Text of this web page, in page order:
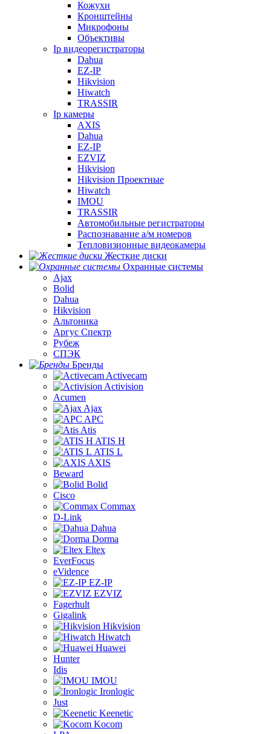
Кожухи
Кронштейны
Микрофоны
Объективы
Ip видеорегистраторы
Dahua
EZ-IP
Hikvision
Hiwatch
TRASSIR
Ip камеры
AXIS
Dahua
EZ-IP
EZVIZ
Hikvision
Hikvision Проектные
Hiwatch
IMOU
TRASSIR
Автомобильные регистраторы
Распознавание а/м номеров
Тепловизионные видеокамеры
Жесткие диски
Охранные системы
Ajax
Bolid
Dahua
Hikvision
Альтоника
Аргус Спектр
Рубеж
СПЭК
Бренды
Activecam
Activision
Acumen
Ajax
APC
Atis
ATIS H
ATIS L
AXIS
Beward
Bolid
Cisco
Commax
D-Link
Dahua
Dorma
Eltex
EverFocus
eVidence
EZ-IP
EZVIZ
Fagerhult
Gigalink
Hikvision
Hiwatch
Huawei
Hunter
Idis
IMOU
Ironlogic
Just
Keenetic
Kocom